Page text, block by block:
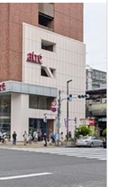
鉄道（亀戸
本と東武鉄道の
る。